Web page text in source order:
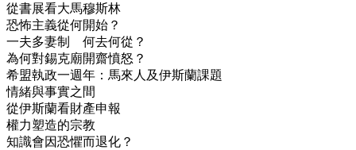
從書展看大馬穆斯林
恐怖主義從何開始？
一夫多妻制 何去何從？
為何對錫克廟開齋憤怒？
希盟執政一週年：馬來人及伊斯蘭課題
情緒與事實之間
從伊斯蘭看財產申報
權力塑造的宗教
知識會因恐懼而退化？